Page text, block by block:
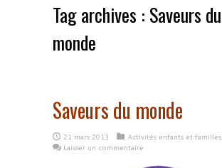
Tag archives : Saveurs du
monde
Saveurs du monde
21 mars 2013
Activités enfants et familles
Laisser un commentaire